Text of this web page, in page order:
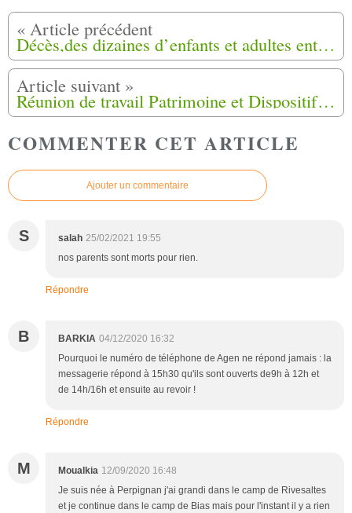
Décès,des dizaines d’enfants et adultes enterrés sans sépulture dans les camps,deux cimetières réclamés au camp de Saint-Maurice-l’Ardoise
Réunion de travail Patrimoine et Dispositif des emplois réservés à la Région Grand Sud à Marseille (13)
COMMENTER CET ARTICLE
Ajouter un commentaire
S salah 25/02/2021 19:55
nos parents sont morts pour rien.
Répondre
B BARKIA 04/12/2020 16:32
Pourquoi le numéro de téléphone de Agen ne répond jamais : la
messagerie répond à 15h30 qu'ils sont ouverts de9h à 12h et
de 14h/16h et ensuite au revoir !
Répondre
M Moualkia 12/09/2020 16:48
Je suis née à Perpignan j'ai grandi dans le camp de Rivesaltes
et je continue dans le camp de Bias mais pour l'instant il y a rien